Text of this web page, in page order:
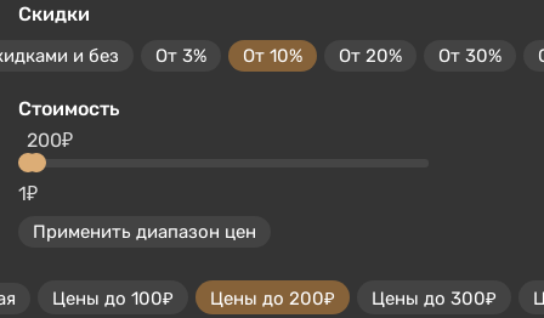
Скидки
и без От 3% От 10% От 20% От 30%
Стоимость
1₽
200₽
Применить диапазон цен
Цены до 100₽ Цены до 200₽ Цены до 300₽